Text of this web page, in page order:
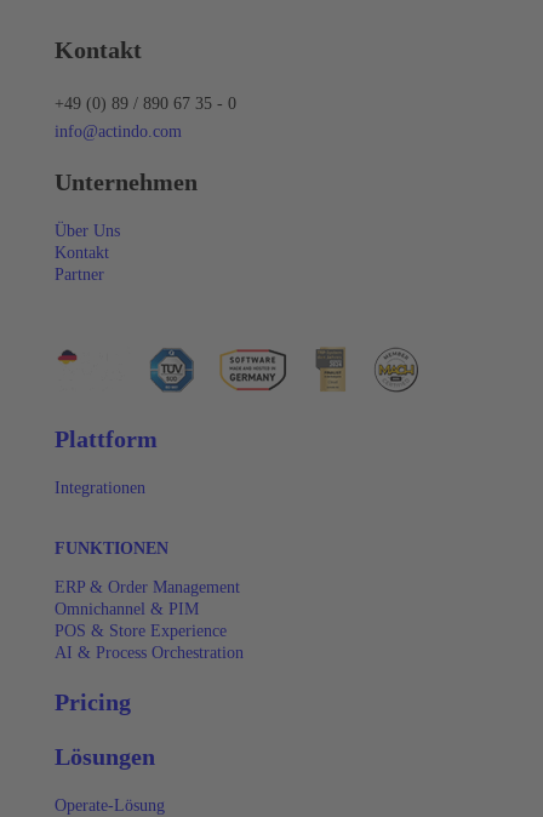
Kontakt
+49 (0) 89 / 890 67 35 - 0
info@actindo.com
Unternehmen
Über Uns
Kontakt
Partner
Plattform
Integrationen
FUNKTIONEN
ERP & Order Management
Omnichannel & PIM
POS & Store Experience
AI & Process Orchestration
Pricing
Lösungen
Operate-Lösung